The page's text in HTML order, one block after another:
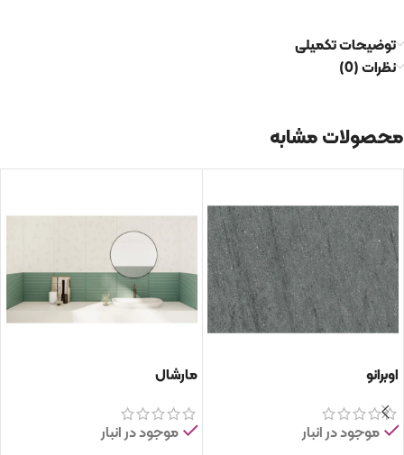
توضیحات تکمیلی
نظرات (0)
محصولات مشابه
اوبرانو
موجود در انبار
مارشال
موجود در انبار